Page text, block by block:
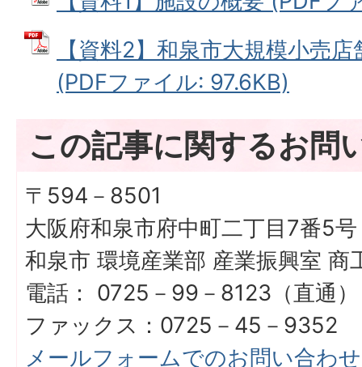
【資料2】和泉市大規模小売
(PDFファイル: 97.6KB)
この記事に関するお問
〒594－8501
大阪府和泉市府中町二丁目7番5号
和泉市 環境産業部 産業振興室 商
電話： 0725－99－8123（直通）
ファックス：0725－45－9352
メールフォームでのお問い合わせ